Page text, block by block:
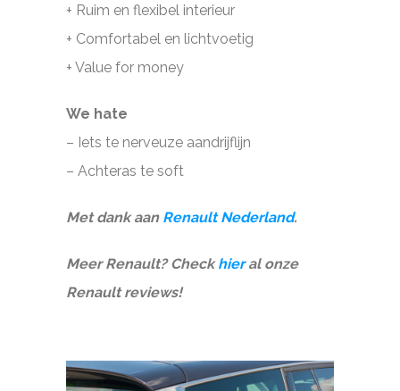
+ Ruim en flexibel interieur
+ Comfortabel en lichtvoetig
+ Value for money
We hate
– Iets te nerveuze aandrijflijn
– Achteras te soft
Met dank aan Renault Nederland.
Meer Renault? Checkhieral onze
Renault reviews!